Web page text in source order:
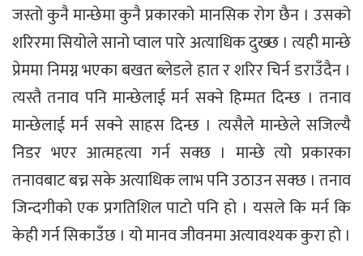
जस्तो कुनै मान्छेमा कुनै प्रकारको मानसिक रोग छैन । उसको
शरिरमा सियोले सानो प्वाल पारे अत्याधिक दुख्छ । त्यही मान्छे
प्रेममा निमग्न भएका बखत ब्लेडले हात र शरिर चिर्न डराउँदैन ।
त्यस्तै तनाव पनि मान्छेलाई मर्न सक्ने हिम्मत दिन्छ । तनाव
मान्छेलाई मर्न सक्ने साहस दिन्छ । त्यसैले मान्छेले सजिल्यै
निडर भएर आत्महत्या गर्न सक्छ । मान्छे त्यो प्रकारका
तनावबाट बच्न सके अत्याधिक लाभ पनि उठाउन सक्छ । तनाव
जिन्दगीको एक प्रगतिशिल पाटो पनि हो । यसले कि मर्न कि
केही गर्न सिकाउँछ । यो मानव जीवनमा अत्यावश्यक कुरा हो ।